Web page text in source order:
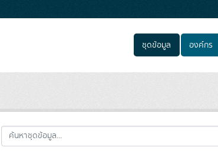
ชุดข้อมูล องค์กร